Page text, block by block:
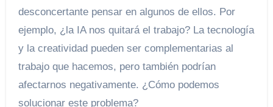
desconcertante pensar en algunos de ellos. Por
ejemplo, ¿la IA nos quitará el trabajo? La tecnología
y la creatividad pueden ser complementarias al
trabajo que hacemos, pero también podrían
afectarnos negativamente. ¿Cómo podemos
solucionar este problema?